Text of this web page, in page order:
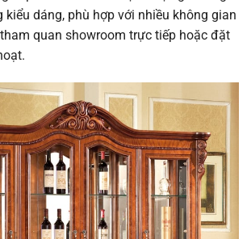
kiểu dáng, phù hợp với nhiều không gian
quan showroom trực tiếp hoặc đặt